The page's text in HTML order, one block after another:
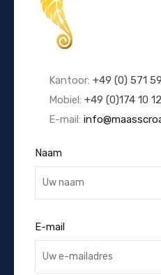
Kantoor: +49 (0) 571
Mobiel: +49 (0)174 10
E-mail:
Naam
E-mail